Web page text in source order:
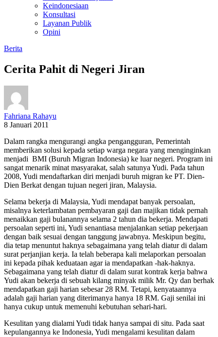
Keindonesiaan
Konsultasi
Layanan Publik
Opini
Berita
Cerita Pahit di Negeri Jiran
Fahriana Rahayu
8 Januari 2011
Dalam rangka mengurangi angka pengangguran, Pemerintah
memberikan solusi kepada setiap warga negara yang menginginkan
menjadi BMI (Buruh Migran Indonesia) ke luar negeri. Program ini
sangat menarik minat masyarakat, salah satunya Yudi. Pada tahun
2008, Yudi mendaftarkan diri menjadi buruh migran ke PT. Dien-
Dien Berkat dengan tujuan negeri jiran, Malaysia.
Selama bekerja di Malaysia, Yudi mendapat banyak persoalan,
misalnya keterlambatan pembayaran gaji dan majikan tidak pernah
menaikkan gaji bulanannya selama 2 tahun dia bekerja. Mendapati
persoalan seperti ini, Yudi senantiasa menjalankan setiap pekerjaan
dengan baik sesuai dengan tanggung jawabnya. Meskipun begitu,
dia tetap menuntut haknya sebagaimana yang telah diatur di dalam
surat perjanjian kerja. Ia telah beberapa kali melaporkan persoalan
ini kepada pihak keduataan agar ia mendapatkan -hak-haknya.
Sebagaimana yang telah diatur di dalam surat kontrak kerja bahwa
Yudi akan bekerja di sebuah kilang minyak milik Mr. Qy dan berhak
mendapatkan gaji harian sebesar 28 RM. Tetapi, kenyataannya
adalah gaji harian yang diterimanya hanya 18 RM. Gaji senilai ini
hanya cukup untuk memenuhi kebutuhan sehari-hari.
Kesulitan yang dialami Yudi tidak hanya sampai di situ. Pada saat
kepulangannya ke Indonesia, Yudi mengalami kesulitan dalam